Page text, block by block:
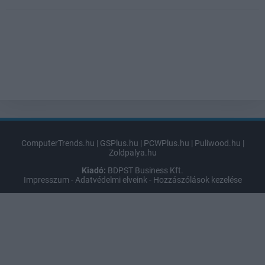
ComputerTrends.hu | GSPlus.hu | PCWPlus.hu | Puliwood.hu |
Zoldpalya.hu
Kiadó: BDPST Business Kft.
Impresszum - Adatvédelmi elveink - Hozzászólások kezelése